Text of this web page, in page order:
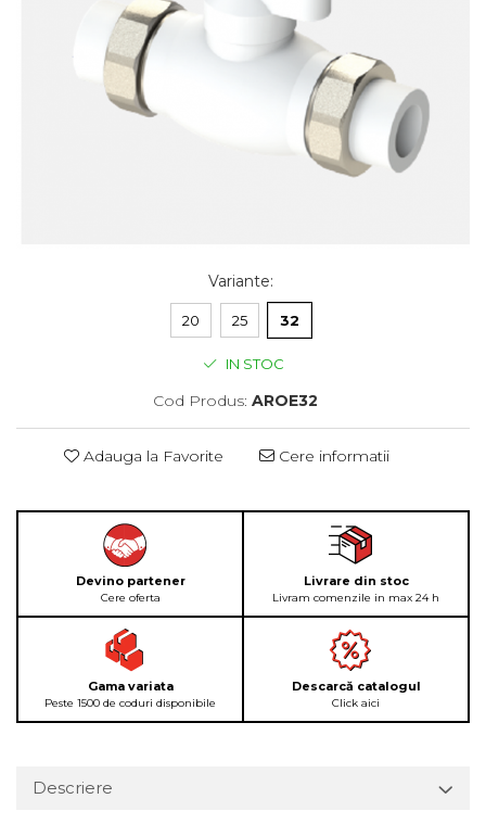
Variante:
20 25 32
IN STOC
Cod Produs: AROE32
Adauga la Favorite Cere informatii
Devino partener
Cere oferta
Livrare din stoc
Livram comenzile in max 24 h
Gama variata
Peste 1500 de coduri disponibile
Descarcă catalogul
Click aici
Descriere